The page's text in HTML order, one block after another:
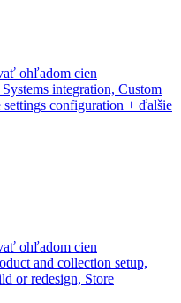
ohľadom cien
integration, Custom
configuration + ďalšie
ohľadom cien
and collection setup,
or redesign, Store